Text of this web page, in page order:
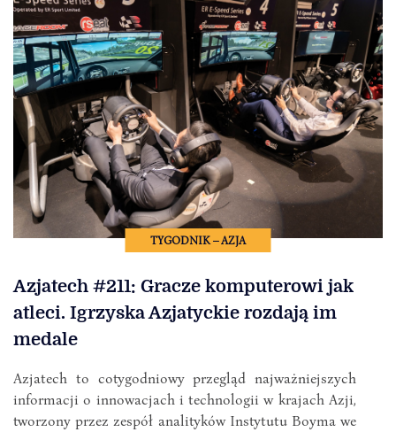
TYGODNIK – AZJA
Azjatech #211: Gracze komputerowi jak
atleci. Igrzyska Azjatyckie rozdają im
medale
Azjatech to cotygodniowy przegląd najważniejszych
informacji o innowacjach i technologii w krajach Azji,
tworzony przez zespół analityków Instytutu Boyma we